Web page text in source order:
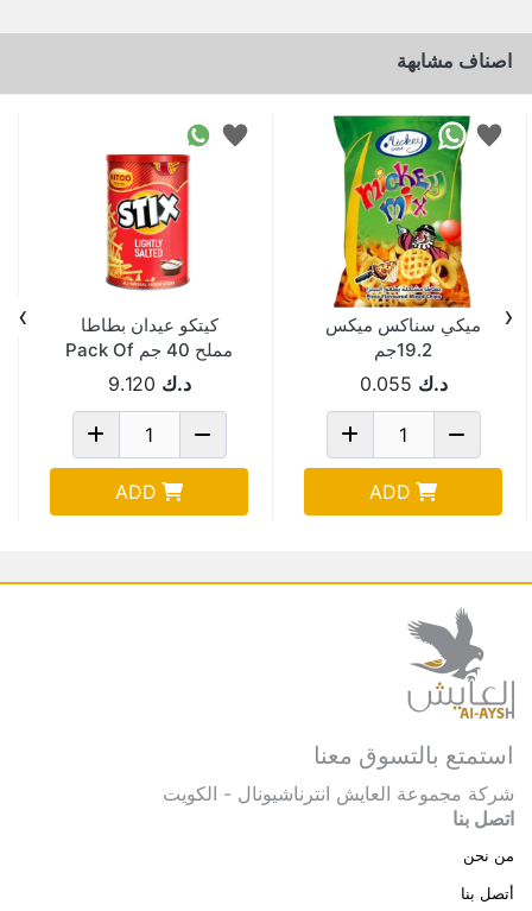
اصناف مشابهة
ميكي سناكس ميكس
19.2جم
د.ك 0.055
ADD
كيتكو عيدان بطاطا
مملح 40 جم Pack Of
48 د.ك 9.120
ADD
‹
›
استمتع بالتسوق معنا
شركة مجموعة العايش انترناشيونال - الكويت
اتصل بنا
من نحن
أتصل بنا